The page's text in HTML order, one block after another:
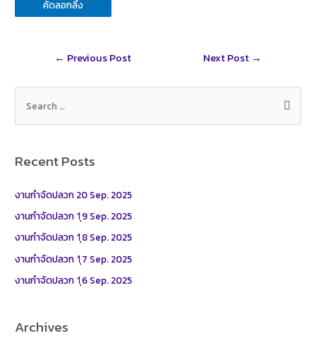
k
e
a
ia
คัดลอกลิ้ง
← Previous Post Next Post →
h
:
Recent Posts
งานกำจัดปลวก 20 Sep. 2025
งานกำจัดปลวก 1ุ9 Sep. 2025
งานกำจัดปลวก 1ุ8 Sep. 2025
งานกำจัดปลวก 1ุ7 Sep. 2025
งานกำจัดปลวก 1ุ6 Sep. 2025
Archives